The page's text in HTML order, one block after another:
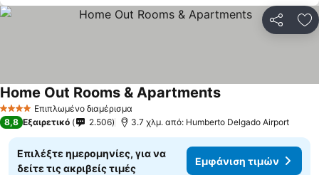
4 ΑστέριαΕπιπλωμένο διαμέρισμα
Home Out Rooms & ApartmentsΕμφάνιση τιμών
8,8 Εξαιρετικό 2.506 3.7 χλμ. από: Humberto Delgado Airport
Επιλέξτε ημερομηνίες, για να
δείτε τις ακριβείς τιμές
Εμφάνιση τιμών